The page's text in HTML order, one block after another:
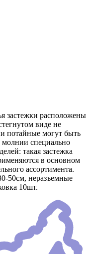
застежки расположены
виде не
потайные могут быть
специально
такая застежка
в основном
ассортимента.
50см, неразъемные
10шт.